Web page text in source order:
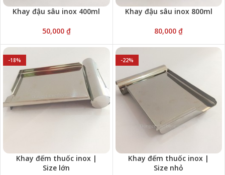
Khay đậu sâu inox 400ml
50,000 ₫
Khay đậu sâu inox 800ml
80,000₫
-18%
Khay đếm thuốc inox |
Size lớn
-22%
Khay đếm thuốc inox |
Size nhỏ